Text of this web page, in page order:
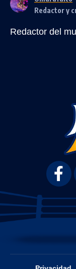
Redactor y
Redactor del